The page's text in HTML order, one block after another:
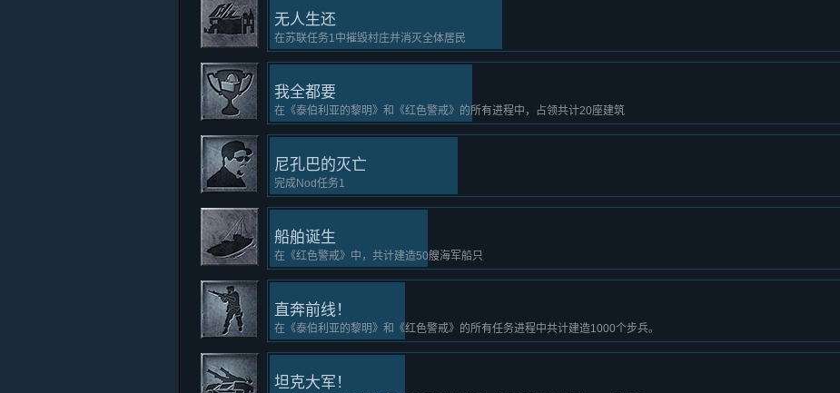
无人生还
在苏联任务1中摧毁村庄并消灭全体居民
我全都要
在《泰伯利亚的黎明》和《红色警戒》的所有进程中，占领共计20座建筑
尼孔巴的灭亡
完成Nod任务1
船舶诞生
在《红色警戒》中，共计建造50艘海军船只
直奔前线！
在《泰伯利亚的黎明》和《红色警戒》的所有任务进程中共计建造1000个步兵。
坦克大军！